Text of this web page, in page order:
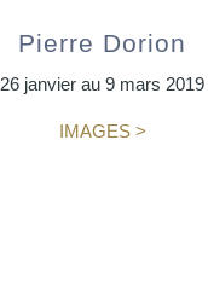
Pierre Dorion
26 janvier au 9 mars 2019
IMAGES >